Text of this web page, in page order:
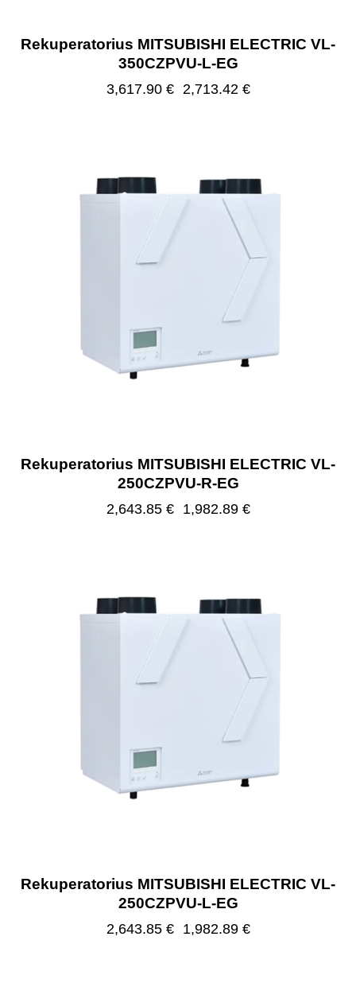
Rekuperatorius MITSUBISHI ELECTRIC VL-
350CZPVU-L-EG
3,617.90 € 2,713.42 €
Rekuperatorius MITSUBISHI ELECTRIC VL-
250CZPVU-R-EG
2,643.85 € 1,982.89 €
Rekuperatorius MITSUBISHI ELECTRIC VL-
250CZPVU-L-EG
2,643.85 € 1,982.89 €